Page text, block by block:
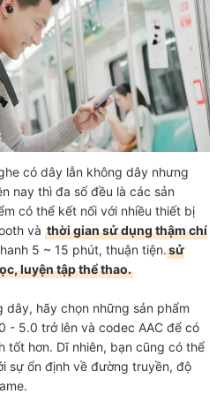
có dây lẫn không dây nhưng
nay thì đa số đều là các sản
có thể kết nối với nhiều thiết bị
và thời gian sử dụng thậm chí
5 ~ 15 phút, thuận tiện.sử
luyện tập thể thao.
dây, hãy chọn những sản phẩm
- 5.0 trở lên và codec AAC để có
tốt hơn. Dĩ nhiên, bạn cũng có thể
sự ổn định về đường truyền, độ